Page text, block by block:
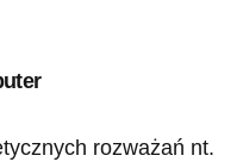
rozważań nt.